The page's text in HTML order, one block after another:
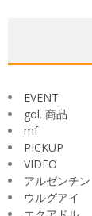
EVENT
gol. 商品
mf
PICKUP
VIDEO
アルゼンチン
ウルグアイ